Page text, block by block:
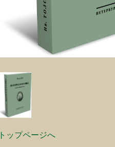
トップページへ